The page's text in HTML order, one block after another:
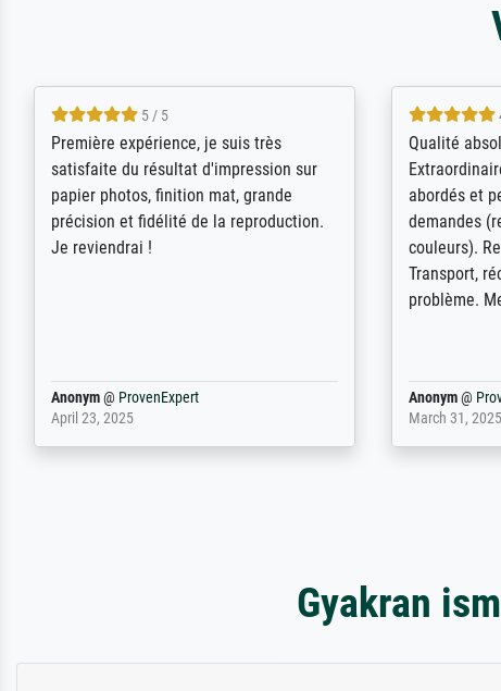
4.5 / 5
ik beoordeel Meisterdrucke zeer
positief. Door de 69505 beschikbare
kunstenaars scrollen is echter
onbegonnen werk (na stoppen begint
het weer van voor af aan). Als er naar
Waarom duidt u ...
philip@ProvenExpert
September 23, 2025
Wow....ich
erstaunt.
Erwartungen
der Ablauf
Kompliment.
Anonym@
April 20, 2025
Gyakran